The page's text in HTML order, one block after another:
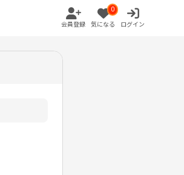
会員登録
0
気になる ログイン